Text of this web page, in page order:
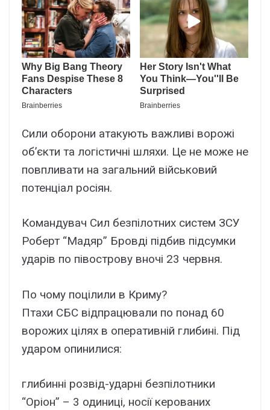
Сили оборони атакують важливі ворожі
об’єкти та логістичні шляхи. Це не може не
повпливати на загальний військовий
потенціал росіян.
Командувач Сил безпілотних систем ЗСУ
Роберт “Мадяр” Бровді підбив підсумки
ударів по півострову вночі 23 червня.
По чому поцілили в Криму?
Птахи СБС відпрацювали по понад 60
ворожих цілях в оперативній глибині. Під
ударом опинилися:
глибинні розвід-ударні безпілотники
“Оріон” – 3 одиниці, носії керованих